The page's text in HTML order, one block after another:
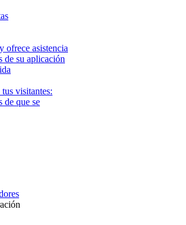
ofrece asistencia
de su aplicación
visitantes:
de que se